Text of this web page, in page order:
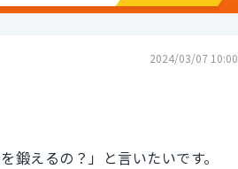
2024/03/07 10:00
鍛えるの？」と言いたいです。